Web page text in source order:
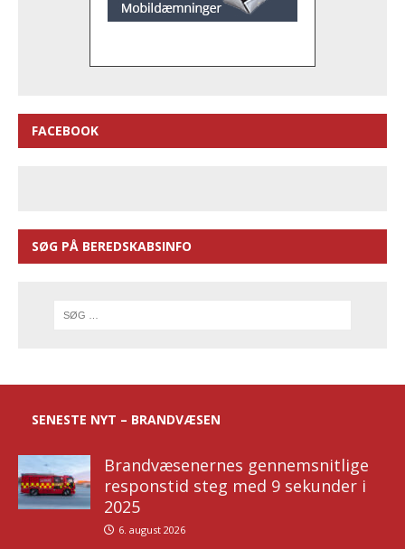
FACEBOOK
SØG PÅ BEREDSKABSINFO
SENESTE NYT – BRANDVÆSEN
Brandvæsenernes gennemsnitlige
responstid steg med 9 sekunder i
2025
6. august 2026